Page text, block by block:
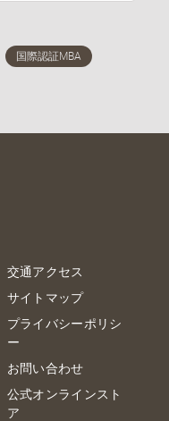
交通アクセス
サイトマップ
プライバシーポリシ
ー
お問い合わせ
公式オンラインスト
ア